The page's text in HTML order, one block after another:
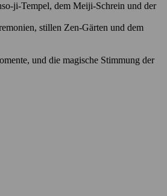
ji-Tempel, dem Meiji-Schrein und der
stillen Zen-Gärten und dem
und die magische Stimmung der